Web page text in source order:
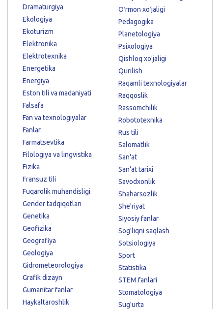
Dramaturgiya
Ekologiya
Ekoturizm
Elektronika
Elektrotexnika
Energetika
Energiya
Eston tili va madaniyati
Falsafa
Fan va texnologiyalar
Fanlar
Farmatsevtika
Filologiya va lingvistika
Fizika
Fransuz tili
Fuqarolik muhandisligi
Gender tadqiqotlari
Genetika
Geofizika
Geografiya
Geologiya
Gidrometeorologiya
Grafik dizayn
Gumanitar fanlar
Haykaltaroshlik
Oʻrmon xoʻjaligi
Pedagogika
Planetologiya
Psixologiya
Qishloq xo'jaligi
Qurilish
Raqamli texnologiyalar
Raqqoslik
Rassomchilik
Robototexnika
Rus tili
Salomatlik
San'at
San'at tarixi
Savodxonlik
Shaharsozlik
She'riyat
Siyosiy fanlar
Sog'liqni saqlash
Sotsiologiya
Sport
Statistika
STEM fanlari
Stomatologiya
Sug'urta